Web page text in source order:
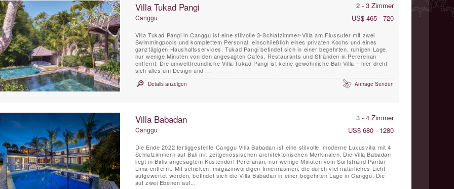
Villa Tukad Pangi 2 - 3 Zimmer
Canggu US$ 465 - 720
Villa Tukad Pangi in Canggu ist eine stilvolle 3-Schlafzimmer-Villa am Flussufer mit zwei
Swimmingpools und komplettem Personal, einschließlich eines privaten Kochs und eines
ganztägigen Haushaltsservices. Tukad Pangi befindet sich in einer begehrten, ruhigen Lage,
nur wenige Minuten von den angesagten Cafés, Restaurants und Stränden in Pererenan
entfernt. Die umweltfreundliche Villa Tukad Pangi ist keine gewöhnliche Bali-Villa – hier dreht
sich alles um Design und ...
Details anzeigen Anfrage Senden
Villa Babadan 3 - 4 Zimmer
Canggu US$ 680 - 1280
Die Ende 2022 fertiggestellte Canggu Villa Babadan ist eine stilvolle, moderne Luxusvilla mit 4
Schlafzimmern auf Bali mit zeitgenössischen architektonischen Merkmalen. Die Villa Babadan
liegt in Balis angesagtem Küstendorf Pereranan, nur wenige Minuten vom Surfstrand Pantai
Lima entfernt. Mit schicken, magazinwürdigen Innenräumen, die durch viel natürliches Licht
aufgewertet werden, befindet sich die Villa Babadan in einer begehrten Lage in Canggu. Die
auf zwei Ebenen auf...